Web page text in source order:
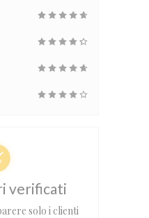
verificati
solo i clienti